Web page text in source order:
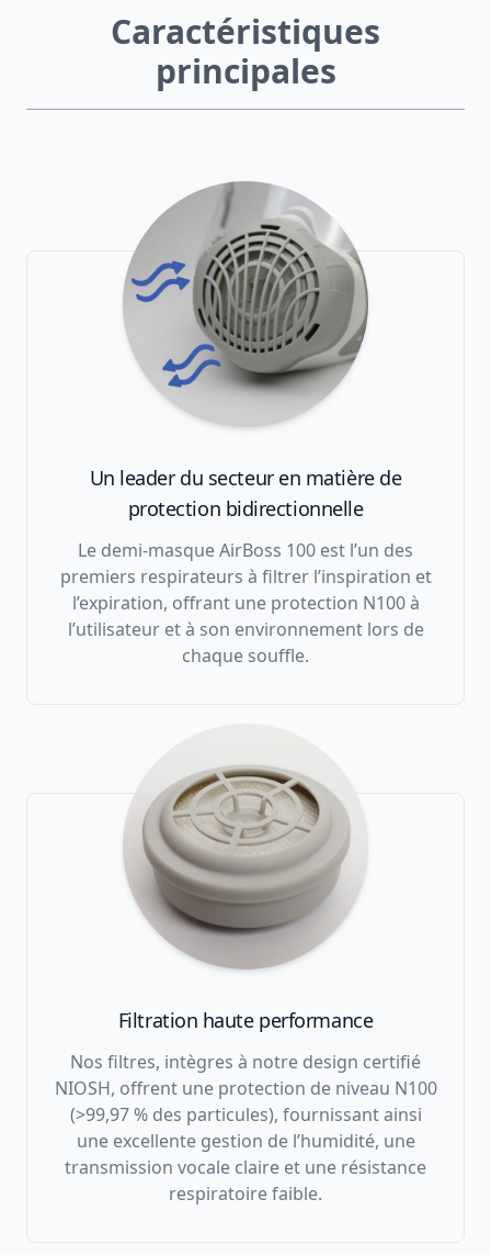
Caractéristiques
principales
Un leader du secteur en matière de
protection bidirectionnelle
Le demi-masque AirBoss 100 est l’un des
premiers respirateurs à filtrer l’inspiration et
l’expiration, offrant une protection N100 à
l’utilisateur et à son environnement lors de
chaque souffle.
Filtration haute performance
Nos filtres, intègres à notre design certifié
NIOSH, offrent une protection de niveau N100
(>99,97 % des particules), fournissant ainsi
une excellente gestion de l’humidité, une
transmission vocale claire et une résistance
respiratoire faible.